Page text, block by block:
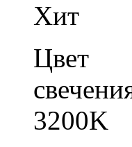
Хит
Цвет
3200K